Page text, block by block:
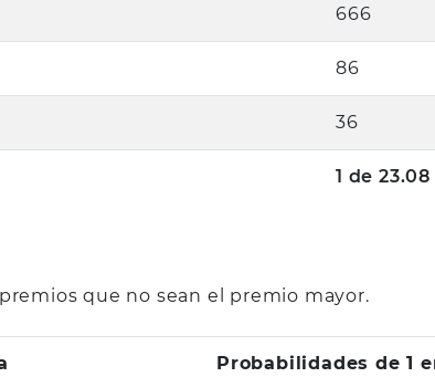
666
86
36
1 de 23.08
que no sean el premio mayor.
Probabilidades de 1